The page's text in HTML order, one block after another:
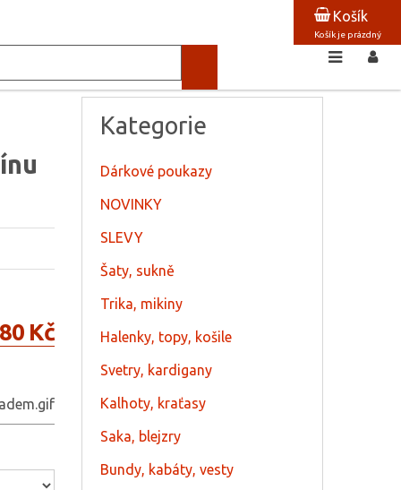
Košík
Košík je prázdný
Kč
Kategorie
Dárkové poukazy
NOVINKY
SLEVY
Šaty, sukně
Trika, mikiny
Halenky, topy, košile
Svetry, kardigany
Kalhoty, kraťasy
Saka, blejzry
Bundy, kabáty, vesty